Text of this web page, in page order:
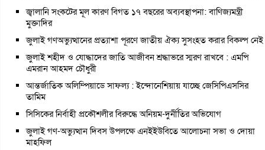
জ্বালানি সংকটের মূল কারণ বিগত ১৭ বছরের অব্যবস্থাপনা: বাণিজ্যমন্ত্রী
মুক্তাদির
জুলাই গণঅভ্যুত্থানের প্রত্যাশা পূরণে জাতীয় ঐক্য সুসংহত করার বিকল্প নেই
জুলাই শহীদ ও যোদ্ধাদের জাতি আজীবন শ্রদ্ধাভরে স্মরণ রাখবে : এমপি
এমরান আহমদ চৌধুরী
আন্তর্জাতিক অলিম্পিয়াডে সাফল্য : ইন্দোনেশিয়ায় যাচ্ছে জেসিপিএসসির
তামিম
সিসিকের নির্বাহী প্রকৌশলীর বিরুদ্ধে অনিয়ম-দুর্নীতির অভিযোগ
জুলাই গণ-অভ্যুত্থান দিবস উপলক্ষে এনইইউবিতে আলোচনা সভা ও দোয়া
মাহফিল